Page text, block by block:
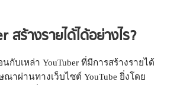
สร้างรายได้ได้อย่างไร?
นกับเหล่า YouTuber ที่มีการสร้างรายได้
าผ่านทางเว็บไซต์ YouTube ยิ่งโดย